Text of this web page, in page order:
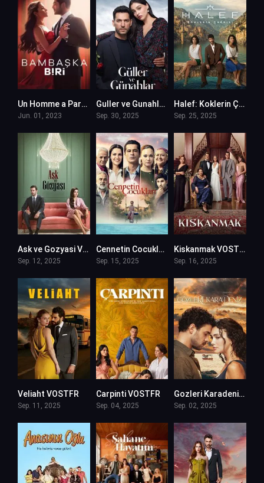
Un Homme a Part – Bambaska Biri en VF (Voix Francaise)
Jun. 01, 2023
Guller ve Gunahlar VOSTFR
Sep. 30, 2025
Halef: Koklerin Çagrisi VOSTFR
Sep. 25, 2025
Ask ve Gozyasi VOSTFR
Sep. 12, 2025
Cennetin Cocuklari VOSTFR
Sep. 15, 2025
Kiskanmak VOSTFR
Sep. 16, 2025
Veliaht VOSTFR
Sep. 11, 2025
Carpinti VOSTFR
Sep. 04, 2025
Gozleri Karadeniz VOSTFR
Sep. 02, 2025